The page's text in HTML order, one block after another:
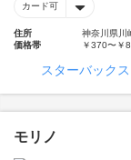
カード可
住所
神奈川県川
価格帯
￥370〜￥
スターバック
モリノ